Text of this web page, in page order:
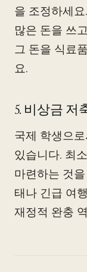
을 조정하세
많은 돈을 쓰
그 돈을 식료
요.
5. 비상금 저
국제 학생으
있습니다. 최
마련하는 것
태나 긴급 여
재정적 완충